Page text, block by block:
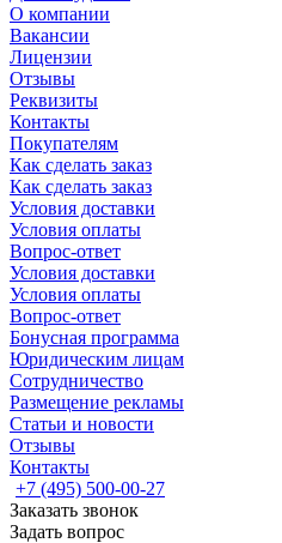
О компании
Вакансии
Лицензии
Отзывы
Реквизиты
Контакты
Покупателям
Как сделать заказ
Как сделать заказ
Условия доставки
Условия оплаты
Вопрос-ответ
Условия доставки
Условия оплаты
Вопрос-ответ
Бонусная программа
Юридическим лицам
Сотрудничество
Размещение рекламы
Статьи и новости
Отзывы
Контакты
+7 (495) 500-00-27
Заказать звонок
Задать вопрос